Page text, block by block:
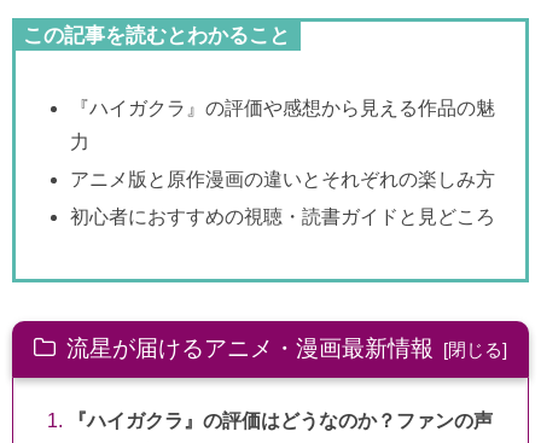
この記事を読むとわかること
『ハイガクラ』の評価や感想から見える作品の魅
力
アニメ版と原作漫画の違いとそれぞれの楽しみ方
初心者におすすめの視聴・読書ガイドと見どころ
流星が届けるアニメ・漫画最新情報
『ハイガクラ』の評価はどうなのか？ファンの声